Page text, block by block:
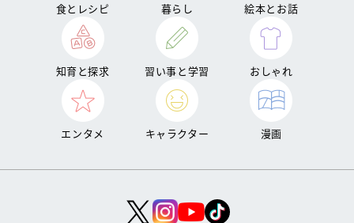
食とレシピ 暮らし 絵本とお話
知育と探求 習い事と学習 おしゃれ
エンタメ キャラクター 漫画